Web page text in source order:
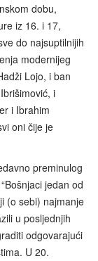
dobu,
iz 16. i 17,
do najsuptilnijih
modernijeg
Lojo, i ban
i
i Ibrahim
oni čije je
preminulog
jedan od
(o sebi) najmanje
u posljednjih
odgovarajući
U 20.